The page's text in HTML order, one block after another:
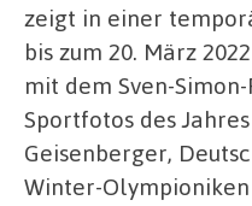
zeigt in einer
bis zum 20. März
mit dem Sven-
Sportfotos des
Geisenberger,
Winter-